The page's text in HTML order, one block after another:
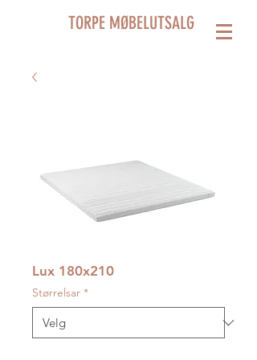
TORPE MØBELUTSALG
Lux 180x210
Størrelsar *